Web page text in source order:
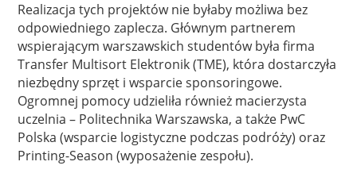
Realizacja tych projektów nie byłaby możliwa bez
odpowiedniego zaplecza. Głównym partnerem
wspierającym warszawskich studentów była firma
Transfer Multisort Elektronik (TME), która dostarczyła
niezbędny sprzęt i wsparcie sponsoringowe.
Ogromnej pomocy udzieliła również macierzysta
uczelnia – Politechnika Warszawska, a także PwC
Polska (wsparcie logistyczne podczas podróży) oraz
Printing-Season (wyposażenie zespołu).